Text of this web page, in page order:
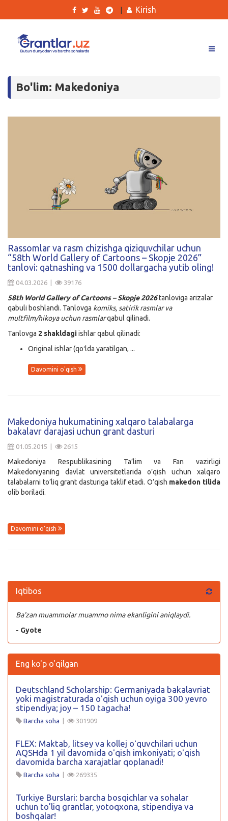
Tanlovlar
Kirish
Bo'lim: Makedoniya
Rassomlar va rasm chizishga qiziquvchilar uchun
“58th World Gallery of Cartoons – Skopje 2026”
tanlovi: qatnashing va 1500 dollargacha yutib oling!
04.03.2026 | 39176
58th World Gallery of Cartoons – Skopje 2026tanloviga arizalar
qabuli boshlandi. Tanlovga komiks, satirik rasmlar va
multfilm/hikoya uchun rasmlarqabul qilinadi.
Tanlovga 2 shakldagiishlar qabul qilinadi:
Original ishlar (qoʻlda yaratilgan, ...
Davomini o'qish
Makedoniya hukumatining xalqaro talabalarga
bakalavr darajasi uchun grant dasturi
01.05.2015 | 2615
Makedoniya Respublikasining Ta’lim va Fan vazirligi
Makedoniyaning davlat universitetlarida o’qish uchun xalqaro
talabalarni to’liq grant dasturiga taklif etadi. O’qish makedon tilida
olib boriladi.
Davomini o'qish
Iqtibos
Ba’zan muammolar muammo nima ekanligini aniqlaydi.
- Gyote
Eng ko'p o'qilgan
Deutschland Scholarship: Germaniyada bakalavriat
yoki magistraturada oʻqish uchun oyiga 300 yevro
stipendiya; joy – 150 tagacha!
Barcha soha | 301909
FLEX: Maktab, litsey va kollej oʻquvchilari uchun
AQSHda 1 yil davomida oʻqish imkoniyati; oʻqish
davomida barcha xarajatlar qoplanadi!
Barcha soha | 269335
Turkiye Burslari: barcha bosqichlar va sohalar
uchun to’liq grantlar, yotoqxona, stipendiya va
boshqalar!